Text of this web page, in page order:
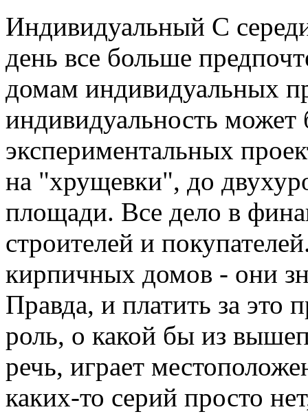
Индивидуальный С
день все больше
домам индивидуальных
индивидуальность может
экспериментальных
на "хрущевки", до
площади. Все дело в
строителей и
кирпичных домов - они
Правда, и платить за
роль, о какой бы из
речь, играет
каких-то серий просто